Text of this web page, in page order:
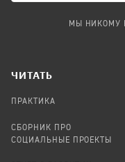
МЫ НИКОМУ
ЧИТАТЬ
ПРАКТИКА
СБОРНИК ПРО
СОЦИАЛЬНЫЕ ПРОЕКТЫ